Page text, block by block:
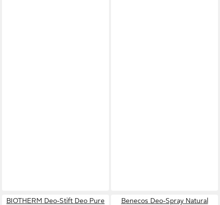
BIOTHERM Deo-Stift Deo Pure
Benecos Deo-Spray Natural